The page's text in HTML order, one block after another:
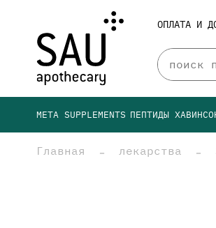
ОПЛАТА И
META SUPPLEMENTS ПЕПТИДЫ
Главная лекарства